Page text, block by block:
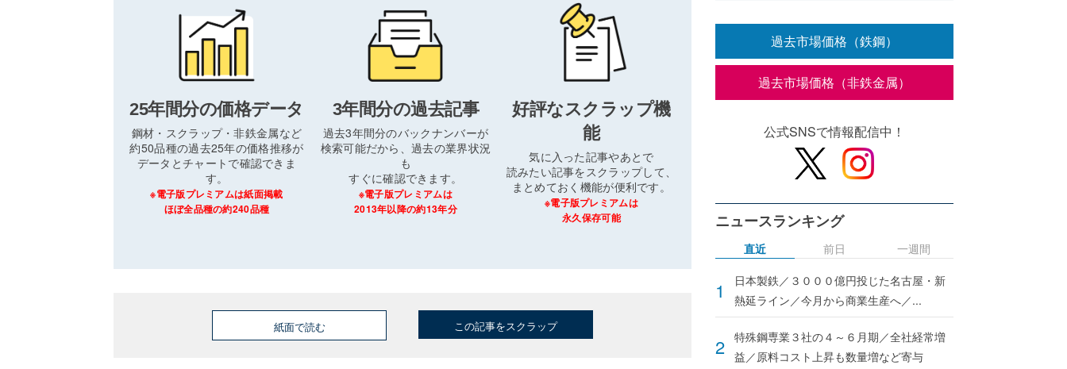
25年間分の価格データ
鋼材・スクラップ・非鉄金属など
約50品種の過去25年の価格推移が
データとチャートで確認できま
す。
※電子版プレミアムは紙面掲載
ほぼ全品種の約240品種
3年間分の過去記事
過去3年間分のバックナンバーが
検索可能だから、過去の業界状況
も
すぐに確認できます。
※電子版プレミアムは
2013年以降の約13年分
好評なスクラップ機
能
気に入った記事やあとで
読みたい記事をスクラップして、
まとめておく機能が便利です。
※電子版プレミアムは
永久保存可能
紙面で読む この記事をスクラップ
過去市場価格（鉄鋼）
過去市場価格（非鉄金属）
公式SNSで情報配信中！
ニュースランキング
直近
日本製鉄／３０００億円投じた名古屋・新
熱延ライン／今月から商業生産へ／...
特殊鋼専業３社の４～６月期／全社経常増
益／原料コスト上昇も数量増など寄与
前日 一週間